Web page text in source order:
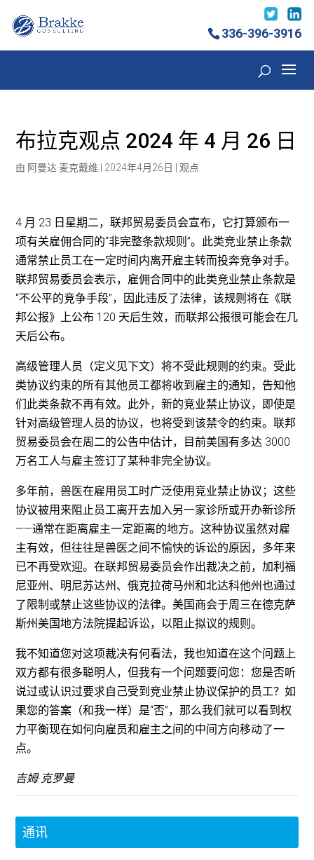
336-396-3916
布拉克观点 2024 年 4 月 26 日
由 阿曼达·麦克戴维 2024年4月26日 |观点
4 月 23 日星期二，联邦贸易委员会宣布，它打算颁布一
项有关雇佣合同的“非完整条款规则”。此类竞业禁止条款
通常禁止员工在一定时间内离开雇主转而投奔竞争对手。
联邦贸易委员会表示，雇佣合同中的此类竞业禁止条款是
“不公平的竞争手段”，因此违反了法律，该规则将在《联
邦公报》上公布 120 天后生效，而联邦公报很可能会在几
天后公布。
高级管理人员（定义见下文）将不受此规则的约束。受此
类协议约束的所有其他员工都将收到雇主的通知，告知他
们此类条款不再有效。此外，新的竞业禁止协议，即使是
针对高级管理人员的协议，也将受到该禁令的约束。联邦
贸易委员会在周二的公告中估计，目前美国有多达 3000
万名工人与雇主签订了某种非完全协议。
多年前，兽医在雇用员工时广泛使用竞业禁止协议；这些
协议被用来阻止员工离开去加入另一家诊所或开办新诊所
——通常在距离雇主一定距离的地方。这种协议虽然对雇
主有效，但往往是兽医之间不愉快的诉讼的原因，多年来
已不再受欢迎。在联邦贸易委员会作出裁决之前，加利福
尼亚州、明尼苏达州、俄克拉荷马州和北达科他州也通过
了限制或禁止这些协议的法律。美国商会于周三在德克萨
斯州美国地方法院提起诉讼，以阻止拟议的规则。
我不知道您对这项裁决有何看法，我也知道在这个问题上
双方都有很多聪明人，但我有一个问题要问您：您是否听
说过或认识过要求自己受到竞业禁止协议保护的员工？如
果您的答案（和我一样）是“否”，那么我们就可以看到权
力平衡现在如何向雇员和雇主之间的中间方向移动了一
点。
吉姆·克罗曼
通讯